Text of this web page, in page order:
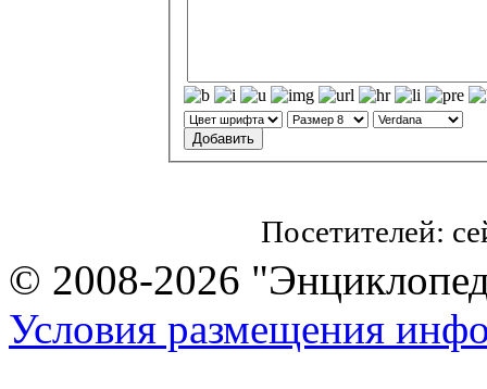
Посетителей:
© 2008-2026
Условия размещения